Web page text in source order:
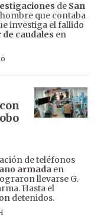
de San
que contaba
investiga el fallido
caudales en
de teléfonos
armada en
llevarse G.
Hasta el
detenidos.